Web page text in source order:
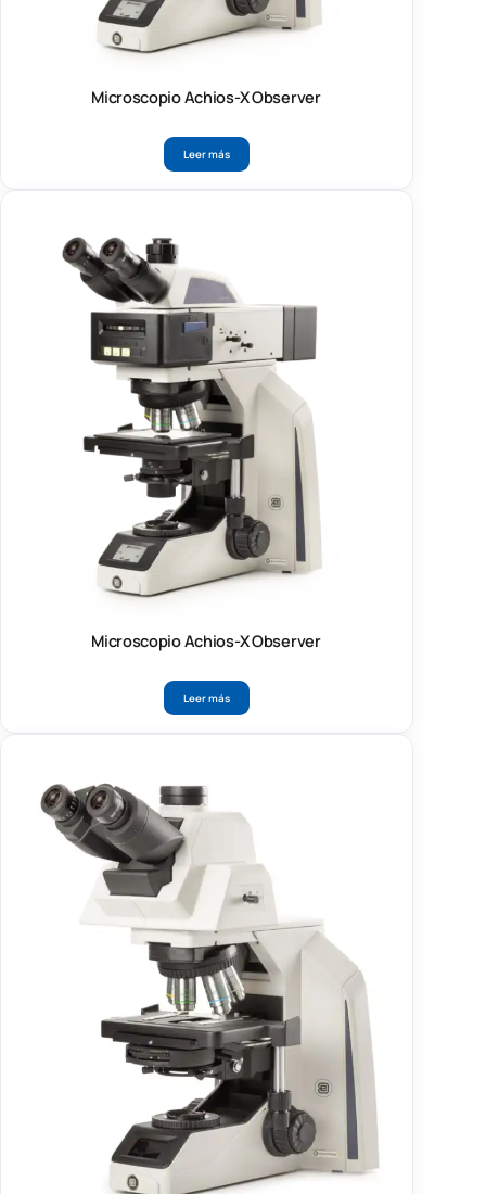
Microscopio Achios-X Observer
Leer más
Microscopio Achios-X Observer
Leer más